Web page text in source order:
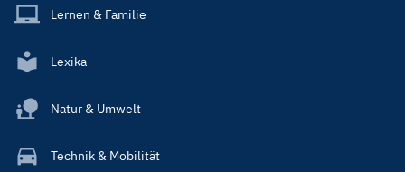
Lernen & Familie
Lexika
Natur & Umwelt
Technik & Mobilität